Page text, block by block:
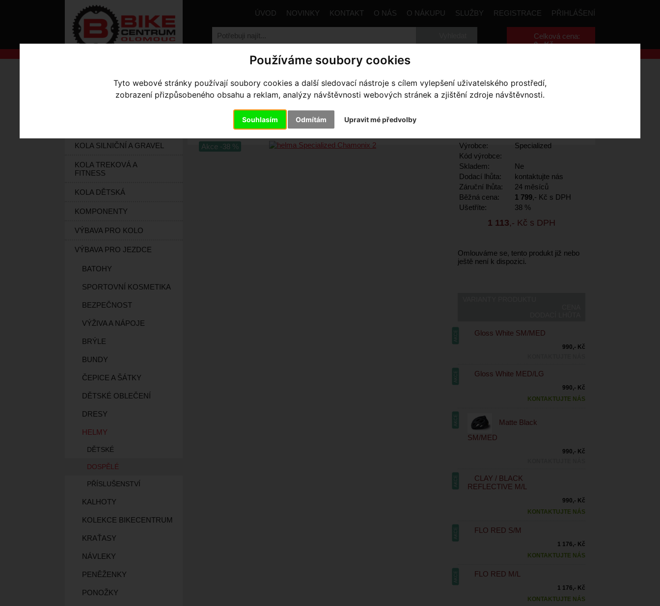
Používáme soubory cookies
Tyto webové stránky používají soubory cookies a další sledovací nástroje s cílem vylepšení uživatelského prostředí,
zobrazení přizpůsobeného obsahu a reklam, analýzy návštěvnosti webových stránek a zjištění zdroje návštěvnosti.
Souhlasím Odmítám Upravit mé předvolby
ÚVOD NOVINKY KONTAKT O NÁS O NÁKUPU SLUŽBY REGISTRACE PŘIHLÁŠENÍ
Celková cena:
0,- Kč
KOLA S-WORKS
KOLA SILNIČNÍ A GRAVEL
KOLA TREKOVÁ A
FITNESS
KOLA DĚTSKÁ
KOMPONENTY
VÝBAVA PRO KOLO
VÝBAVA PRO JEZDCE
BATOHY
SPORTOVNÍ KOSMETIKA
BEZPEČNOST
VÝŽIVA A NÁPOJE
BRÝLE
BUNDY
ČEPICE A ŠÁTKY
DĚTSKÉ OBLEČENÍ
DRESY
HELMY
DĚTSKÉ
DOSPĚLÉ
PŘÍSLUŠENSTVÍ
KALHOTY
KOLEKCE BIKECENTRUM
KRAŤASY
NÁVLEKY
PENĚŽENKY
PONOŽKY
HELMA SPECIALIZED CHAMONIX 2
- Gloss Rocket Red
SM/MED
Akce -38 % Výrobce:
Specialized
Kód výrobce:
Skladem:
Ne
Dodací lhůta:
kontaktujte nás
Záruční lhůta:
24 měsíců
Běžná cena:
1 799,- Kč s DPH
Ušetříte:
38 %
1 113,- Kč s DPH
Omlouváme se, tento produkt již nebo
ještě není k dispozici.
AKCE Gloss White SM/MED
990,- Kč
AKCE Gloss White MED/LG
990,- Kč
KONTAKTUJTE NÁS
AKCE
Matte Black
SM/MED
990,- Kč
AKCE
CLAY / BLACK
REFLECTIVE M/L
990,- Kč
KONTAKTUJTE NÁS
AKCE FLO RED S/M
1 176,- Kč
KONTAKTUJTE NÁS
AKCE FLO RED M/L
1 176,- Kč
KONTAKTUJTE NÁS